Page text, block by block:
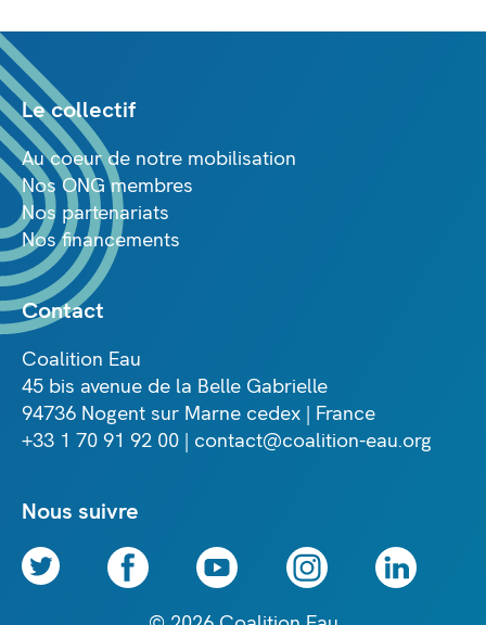
Le collectif
Au coeur de notre mobilisation
Nos ONG membres
Nos partenariats
Nos financements
Contact
Coalition Eau
45 bis avenue de la Belle Gabrielle
94736 Nogent sur Marne cedex | France
+33 1 70 91 92 00 | contact@coalition-eau.org
Nous suivre